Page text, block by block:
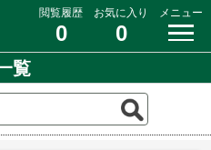
閲覧履歴
0
お気に入り
0
メニュー
覧